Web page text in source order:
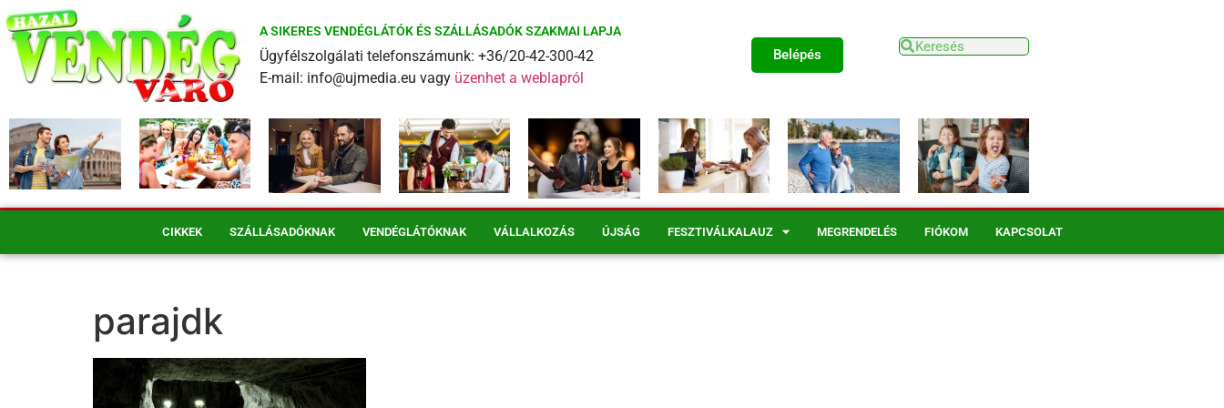
A SIKERES VENDÉGLÁTÓK ÉS SZÁLLÁSADÓK SZAKMAI LAPJA
Ügyfélszolgálati telefonszámunk: +36/20-42-300-42
E-mail: info@ujmedia.eu vagy üzenhet a weblapról
Belépés
CIKKEK SZÁLLÁSADÓKNAK VENDÉGLÁTÓKNAK VÁLLALKOZÁS ÚJSÁG FESZTIVÁLKALAUZ MEGRENDELÉS FIÓKOM KAPCSOLAT
parajdk